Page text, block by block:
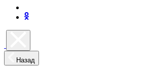
Назад